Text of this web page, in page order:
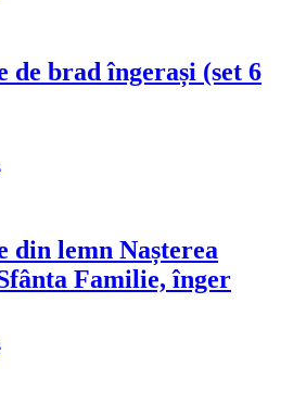
de brad îngerași (set 6
din lemn Nașterea
Familie, înger